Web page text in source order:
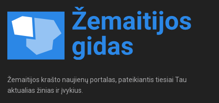
Žemaitijos krašto naujienų portalas, pateikiantis tiesiai Tau
aktualias žinias ir įvykius.